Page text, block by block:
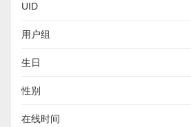
UID
用户组
生日
性别
在线时间